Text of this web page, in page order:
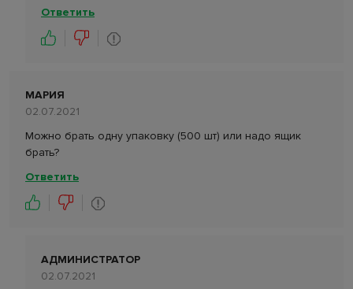
Ответить
МАРИЯ
02.07.2021
Можно брать одну упаковку (500 шт) или надо ящик
брать?
Ответить
АДМИНИСТРАТОР
02.07.2021